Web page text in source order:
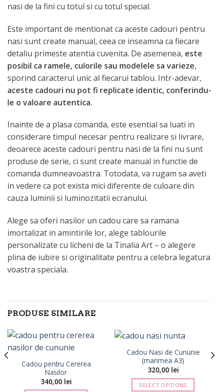
nasi de la fini cu totul si cu totul special.
Este important de mentionat ca aceste cadouri pentru
nasi sunt create manual, ceea ce inseamna ca fiecare
detaliu primeste atentia cuvenita. De asemenea, este
posibil ca ramele, culorile sau modelele sa varieze,
sporind caracterul unic al fiecarui tablou. Intr-adevar,
aceste cadouri nu pot fi replicate identic, conferindu-
le o valoare autentica.
Inainte de a plasa comanda, este esential sa luati in
considerare timpul necesar pentru realizare si livrare,
deoarece aceste cadouri pentru nasi de la fini nu sunt
produse de serie, ci sunt create manual in functie de
comanda dumneavoastra. Totodata, va rugam sa aveti
in vedere ca pot exista mici diferente de culoare din
cauza luminii si luminozitatii ecranului.
Alege sa oferi nasilor un cadou care sa ramana
imortalizat in amintirile lor, alege tablourile
personalizate cu licheni de la Tinalia Art – o alegere
plina de iubire si originalitate pentru a celebra legatura
voastra speciala.
PRODUSE SIMILARE
Cadou pentru Cererea
Nasilor
340,00 lei
Cadou Nasi de Cununie
(marimea A3)
320,00 lei
SELECT OPTIONS